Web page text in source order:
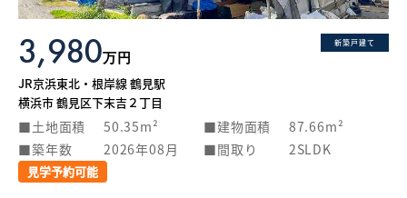
新築戸建て
3,980万円
JR京浜東北・根岸線 鶴見駅
横浜市 鶴見区下末吉２丁目
土地面積 50.35m² 建物面積
87.66m²
築年数
2026年08月 間取り 2SLDK
見学予約可能